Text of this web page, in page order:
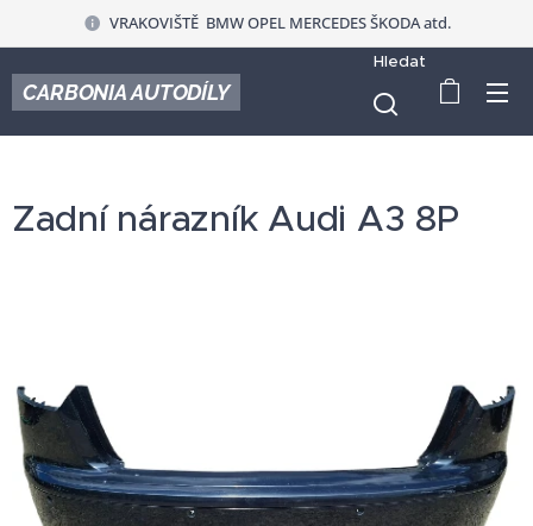
VRAKOVIŠTĚ BMW OPEL MERCEDES ŠKODA atd.
CARBONIA AUTODÍLY
Hledat
Zadní nárazník Audi A3 8P